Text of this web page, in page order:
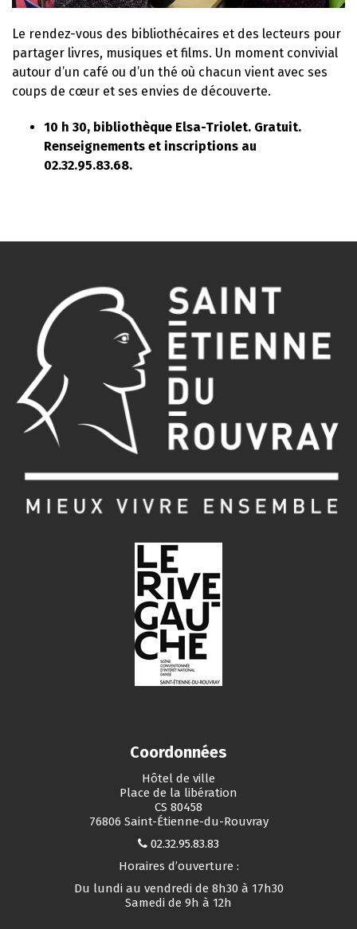
Le rendez-vous des bibliothécaires et des lecteurs pour
partager livres, musiques et films. Un moment convivial
autour d’un café ou d’un thé où chacun vient avec ses
coups de cœur et ses envies de découverte.
10 h 30, bibliothèque Elsa-Triolet. Gratuit.
Renseignements et inscriptions au
02.32.95.83.68.
Coordonnées
Hôtel de ville
Place de la libération
CS 80458
76806 Saint-Étienne-du-Rouvray
02.32.95.83.83
Horaires d’ouverture :
Du lundi au vendredi de 8h30 à 17h30
Samedi de 9h à 12h